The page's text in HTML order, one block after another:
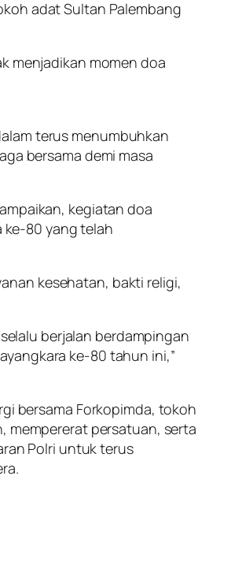
adat Sultan Palembang
menjadikan momen doa
terus menumbuhkan
bersama demi masa
kegiatan doa
ke-80 yang telah
kesehatan, bakti religi,
berjalan berdampingan
ke-80 tahun ini,”
bersama Forkopimda, tokoh
mempererat persatuan, serta
Polri untuk terus